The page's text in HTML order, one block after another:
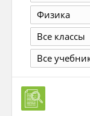
Физика
Все классы
Все